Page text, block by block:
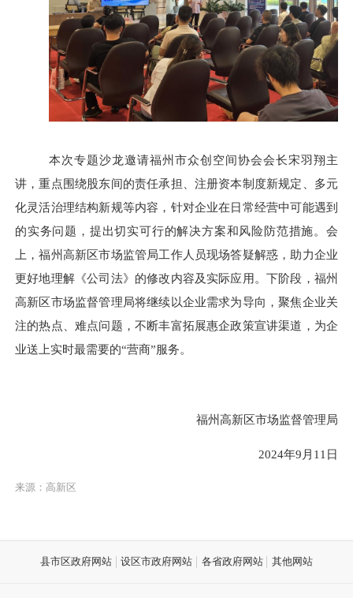
本次专题沙龙邀请福州市众创空间协会会长宋羽翔主
讲，重点围绕股东间的责任承担、注册资本制度新规定、多元
化灵活治理结构新规等内容，针对企业在日常经营中可能遇到
的实务问题，提出切实可行的解决方案和风险防范措施。会
上，福州高新区市场监管局工作人员现场答疑解惑，助力企业
更好地理解《公司法》的修改内容及实际应用。下阶段，福州
高新区市场监督管理局将继续以企业需求为导向，聚焦企业关
注的热点、难点问题，不断丰富拓展惠企政策宣讲渠道，为企
业送上实时最需要的“营商”服务。
福州高新区市场监督管理局
2024年9月11日
来源：高新区
县市区政府网站 设区市政府网站 各省政府网站 其他网站